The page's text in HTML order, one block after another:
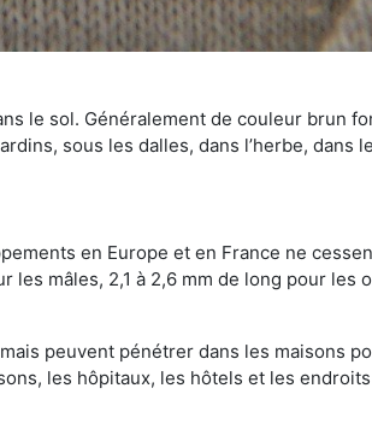
le sol. Généralement de couleur brun
sous les dalles, dans l’herbe, dans
en Europe et en France ne
les mâles, 2,1 à 2,6 mm de long pour
peuvent pénétrer dans les maisons
les hôpitaux, les hôtels et les